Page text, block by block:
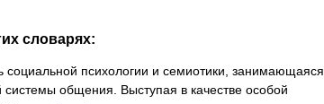
словарях:
социальной психологии и семиотики, занимающаяся
общения. Выступая в качестве особой